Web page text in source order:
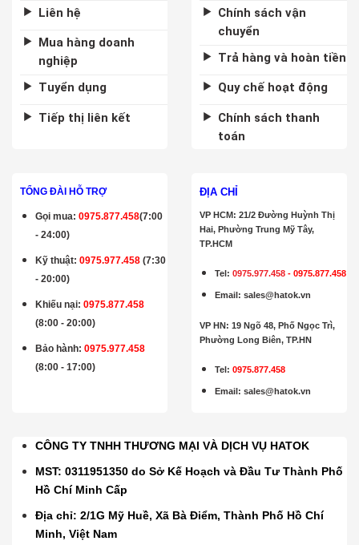
Liên hệ
Mua hàng doanh
nghiệp
Tuyển dụng
Tiếp thị liên kết
Chính sách vận
chuyển
Trả hàng và hoàn tiền
Quy chế hoạt động
Chính sách thanh
toán
TỔNG ĐÀI HỖ TRỢ
Gọi mua:0975.877.458(7:00
- 24:00)
Kỹ thuật:0975.977.458 (7:30
- 20:00)
Khiếu nại: 0975.877.458
(8:00 - 20:00)
Bảo hành:0975.977.458
(8:00 - 17:00)
ĐỊA CHỈ
VP HCM: 21/2 Đường Huỳnh Thị
Hai, Phường Trung Mỹ Tây,
TP.HCM
Tel:0975.977.458 -0975.877.458
Email :sales@hatok.vn
VP HN: 19 Ngõ 48, Phố Ngọc Trì,
Phường Long Biên, TP.HN
Tel: 0975.877.458
Email:sales@hatok.vn
CÔNG TY TNHH THƯƠNG MẠI VÀ DỊCH VỤ HATOK
MST: 0311951350 do Sở Kế Hoạch và Đầu Tư Thành Phố
Hồ Chí Minh Cấp
Địa chỉ: 2/1G Mỹ Huề, Xã Bà Điểm, Thành Phố Hồ Chí
Minh, Việt Nam